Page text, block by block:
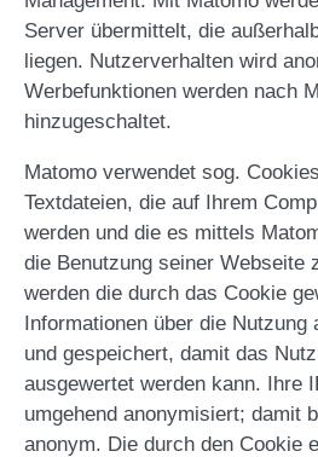
Server übermittelt, die
liegen. Nutzerverhalten wird
Werbefunktionen werden nach
hinzugeschaltet.
Matomo verwendet sog.
Textdateien, die auf Ihrem
werden und die es mittels
die Benutzung seiner Webseite
werden die durch das Cookie
Informationen über die Nutzung
und gespeichert, damit das
ausgewertet werden kann. Ihre
umgehend anonymisiert; damit
anonym. Die durch den Cookie